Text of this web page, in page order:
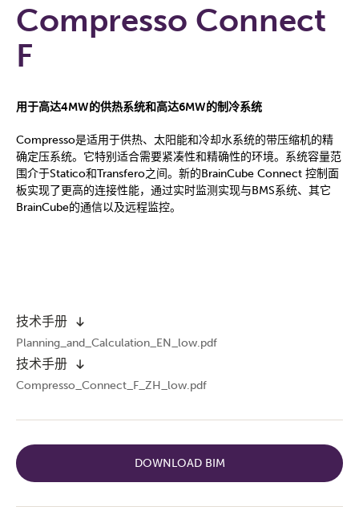
Compresso Connect
F
用于高达4MW的供热系统和高达6MW的制冷系统
Compresso是适用于供热、太阳能和冷却水系统的带压缩机的精
确定压系统。它特别适合需要紧凑性和精确性的环境。系统容量范
围介于Statico和Transfero之间。新的BrainCube Connect 控制面
板实现了更高的连接性能，通过实时监测实现与BMS系统、其它
BrainCube的通信以及远程监控。
技术手册
Planning_and_Calculation_EN_low.pdf
技术手册
Compresso_Connect_F_ZH_low.pdf
DOWNLOAD BIM